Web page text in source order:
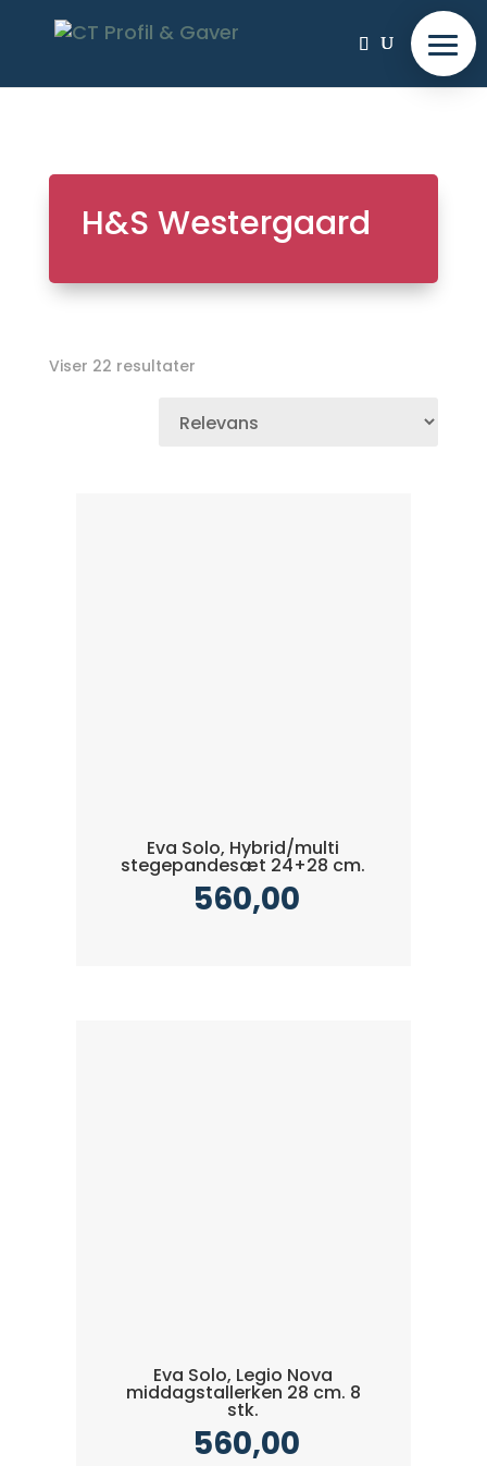
H&S Westergaard
Viser 22 resultater
Eva Solo, Hybrid/multi
stegepandesæt 24+28 cm.
560,00
Eva Solo, Legio Nova
middagstallerken 28 cm. 8
stk.
560,00